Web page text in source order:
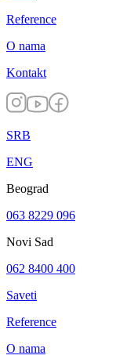
Reference
O nama
Kontakt
SRB
ENG
Beograd
063 8229 096
Novi Sad
062 8400 400
Saveti
Reference
O nama